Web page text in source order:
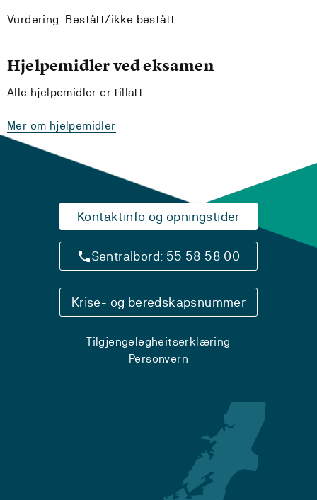
Vurdering: Bestått/ikke bestått.
Hjelpemidler ved eksamen
Alle hjelpemidler er tillatt.
Mer om hjelpemidler
Kontaktinfo og opningstider
Sentralbord: 55 58 58 00
Krise- og beredskapsnummer
Tilgjengelegheitserklæring
Personvern